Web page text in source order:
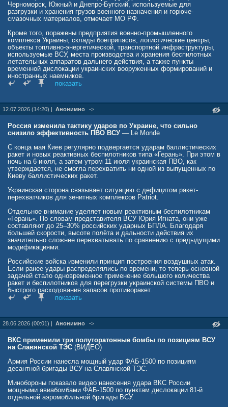
дроны «Герань-4 сикер» поразили логистический центр,
используемый ВСУ, а также железнодорожный локомотив,
перевозивший военные грузы.
rusvesna.su/news/1784440465
Черноморск, Южный и Днепро-Бугский, используемые для
разгрузки и хранения грузов военного назначения и горюче-
смазочных материалов, отмечает МО РФ.
Кроме того, поражены предприятия военно-промышленного
комплекса Украины, склады боеприпасов, логистические центры,
объекты топливно-энергетической, транспортной инфраструктуры,
используемые ВСУ, места производства и хранения беспилотных
летательных аппаратов дальнего действия, а также пункты
временной дислокации украинских вооруженных формирований и
иностранных наемников.
показать
12.07.2026 (14:20) | Анонимно ->
Россия изменила тактику ударов по Украине, что сильно
снизило эффективность ПВО ВСУ — Le Monde
C конца мая Киев регулярно подвергается ударам баллистических
ракет и новых реактивных беспилотников типа «Герань». При этом в
ночь на 6 июля, а затем утром 11 июля украинская ПВО, как
утверждается, не смогла перехватить ни одной из выпущенных по
Киеву баллистических ракет.
Украинская сторона связывает ситуацию с дефицитом ракет-
перехватчиков для зенитных комплексов Patriot.
Отдельное внимание уделяет новым реактивным беспилотникам
«Герань». По словам представителя ВСУ Юрия Игната, они уже
составляют до 25–30% российских ударных БПЛА. Благодаря
большей скорости, высоте полёта и дальности действия их
значительно сложнее перехватывать по сравнению с предыдущими
модификациями.
Российские войска изменили принцип построения воздушных атак.
Если ранее удары распределялись по времени, то теперь основной
задачей стало одновременное применение большого количества
ракет и беспилотников для перегрузки украинской системы ПВО и
быстрого расходования запасов противоракет.
подвальных помещениях, отслеживая сообщения о воздушной
тревоге и движении российских средств поражения.
rusvesna.su/news/1783783979
показать
28.06.2026 (00:01) | Анонимно ->
ВКС применили три полуторатонные бомбы по позициям ВСУ
на Славянской ТЭС (ВИДЕО)
Армия России нанесла мощный удар ФАБ-1500 по позициям
десантной бригады ВСУ на Славянской ТЭС.
Минобороны показало видео нанесения удара ВКС России
мощными авиабомбами ФАБ-1500 по пунктам дислокации 81-й
отдельной аэромобильной бригады ВСУ.